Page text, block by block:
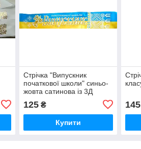
Стрічка "Випускник
початкової школи" синьо-
жовта сатинова із 3Д
глітером.
125₴
Купити
145